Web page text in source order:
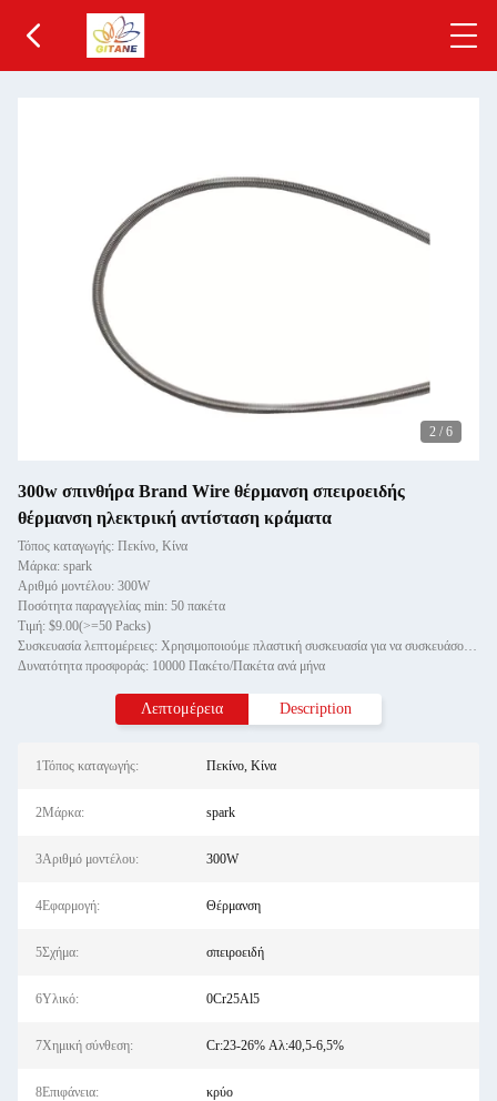
2 / 6
300w σπινθήρα Brand Wire θέρμανση σπειροειδής
θέρμανση ηλεκτρική αντίσταση κράματα
Τόπος καταγωγής: Πεκίνο, Κίνα
Μάρκα: spark
Αριθμό μοντέλου: 300W
Ποσότητα παραγγελίας min: 50 πακέτα
Τιμή: $9.00(>=50 Packs)
Συσκευασία λεπτομέρειες: Χρησιμοποιούμε πλαστική συσκευασία για να συσκευάσουμε το καλώδιο άξονα, και η εξωτερική συσκευασία
Δυνατότητα προσφοράς: 10000 Πακέτο/Πακέτα ανά μήνα
Λεπτομέρεια Description
1Τόπος καταγωγής: Πεκίνο, Κίνα
2Μάρκα: spark
3Αριθμό μοντέλου: 300W
4Εφαρμογή: Θέρμανση
5Σχήμα: σπειροειδή
6Υλικό: 0Cr25Al5
7Χημική σύνθεση: Cr:23-26% Αλ:40,5-6,5%
8Επιφάνεια: κρύο